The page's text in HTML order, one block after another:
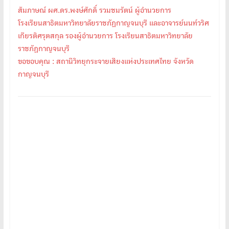
สัมภาษณ์ ผศ.ดร.พงษ์ศักดิ์ รวมชมรัตน์ ผู้อำนวยการ
โรงเรียนสาธิตมหาวิทยาลัยราชภัฏกาญจนบุรี และอาจารย์นนท์วริศ
เกียรติศรุตสกุล รองผู้อำนวยการ โรงเรียนสาธิตมหาวิทยาลัย
ราชภัฏกาญจนบุรี
ขอขอบคุณ : สถานีวิทยุกระจายเสียงแห่งประเทศไทย จังหวัด
กาญจนบุรี